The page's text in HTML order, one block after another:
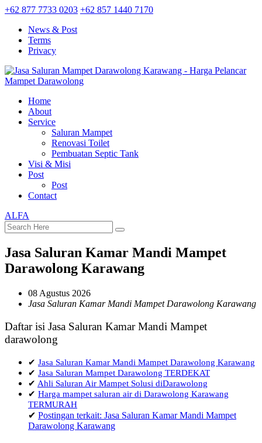
+62 877 7733 0203 +62 857 1440 7170
News & Post
Terms
Privacy
Home
About
Service
Saluran Mampet
Renovasi Toilet
Pembuatan Septic Tank
Visi & Misi
Post
Post
Contact
ALFA
Jasa Saluran Kamar Mandi Mampet
Darawolong Karawang
08 Agustus 2026
Jasa Saluran Kamar Mandi Mampet Darawolong Karawang
Daftar isi Jasa Saluran Kamar Mandi Mampet
darawolong
✔ Jasa Saluran Kamar Mandi Mampet Darawolong Karawang
✔ Jasa Saluran Mampet Darawolong TERDEKAT
✔ Ahli Saluran Air Mampet Solusi diDarawolong
✔ Harga mampet saluran air di Darawolong Karawang
TERMURAH
✔ Postingan terkait: Jasa Saluran Kamar Mandi Mampet
Darawolong Karawang